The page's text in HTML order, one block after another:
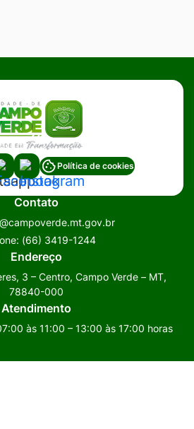
Rede
Facebook
Acessar
a
Rede
Social
Instagram
Política de cookies
Contato
(66) 3419-1244
Endereço
3 – Centro, Campo Verde – MT,
78840-000
Atendimento
às 11:00 – 13:00 às 17:00 horas
e Contato